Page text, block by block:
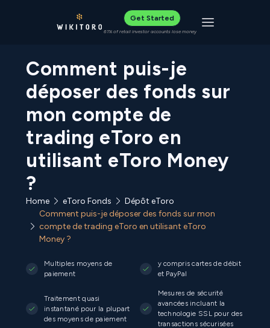
Get Started
61% of retail investor accounts lose money Toggle
Comment puis-je
déposer des fonds sur
mon compte de
trading eToro en
utilisant eToro Money
?
Home eToro Fonds
Dépôt eToro
Comment puis-je déposer des fonds sur mon
compte de trading eToro en utilisant eToro
Money ?
Multiples moyens de
paiement
y compris cartes de débit
et PayPal
Traitement quasi
instantané pour la plupart
des moyens de paiement
Mesures de sécurité
avancées incluant la
technologie SSL pour des
transactions sécurisées